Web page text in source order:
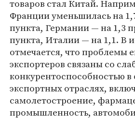
товаров стал Китай.
Франции уменьшилась на
пункта, Германии — на 1,3
пункта, Италии — на 1,1. В
отмечается, что проблемы
экспортеров связаны со
конкурентоспособностью
экспортных отраслях,
самолетостроение,
промышленность,